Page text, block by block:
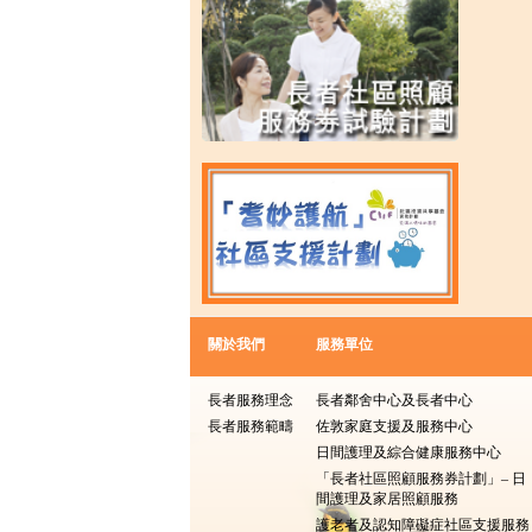
關於我們
長者服務理念
長者服務範疇
服務單位
長者鄰舍中心及長者中心
佐敦家庭支援及服務中心
日間護理及綜合健康服務中心
「長者社區照顧服務券計劃」– 日
間護理及家居照顧服務
護老者及認知障礙症社區支援服務